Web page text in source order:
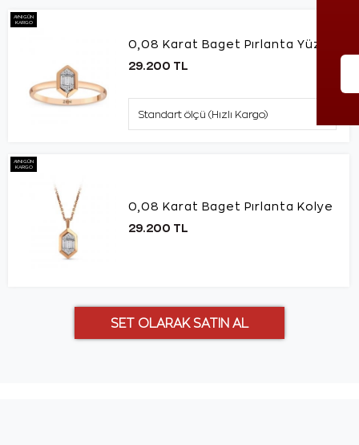
AYNI GÜN
KARGO
0,08 Karat Baget Pırlanta Yüzük
29.200 TL
AYNI GÜN
KARGO
0,08 Karat Baget Pırlanta Kolye
29.200 TL